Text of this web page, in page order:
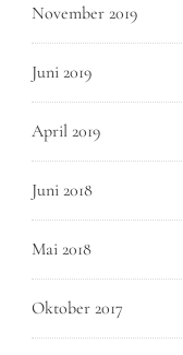
November 2019
Juni 2019
April 2019
Juni 2018
Mai 2018
Oktober 2017